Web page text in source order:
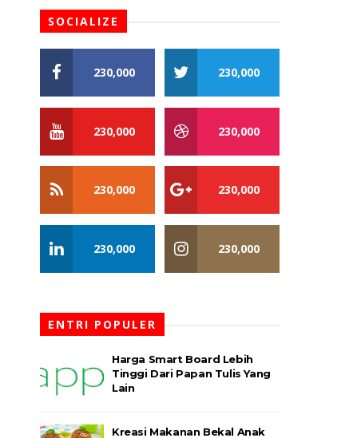
SOCIALIZE
230,000 230,000
230,000 230,000
230,000 230,000
230,000 230,000
ENTRI POPULER
Harga Smart Board Lebih
Tinggi Dari Papan Tulis Yang
Lain
Kreasi Makanan Bekal Anak